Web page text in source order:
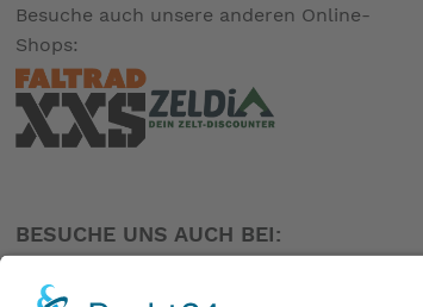
Besuche auch unsere anderen Online-
Shops:
BESUCHE UNS AUCH BEI: